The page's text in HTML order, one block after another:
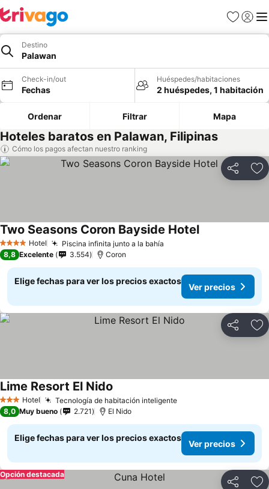
Favoritos
Iniciar
Destino
Palawan
Check-in/out
Fechas
Huéspedes/habitaciones
2 huéspedes, 1 habitación
Ordenar Filtrar Mapa
Hoteles baratos en Palawan, Filipinas
Cómo los pagos afectan nuestro ranking
Compartir
4 EstrellasHotel Piscina infinita junto a la bahía
Two Seasons Coron Bayside Hotel
8,8 Excelente 3.554 Coron
Elige fechas para ver los precios exactos
Ver precios
Compartir
3 Estrellas
Hotel Tecnología de habitación inteligente
Lime Resort El Nido
8,0 Muy bueno 2.721 El Nido
Elige fechas para ver los precios exactos
Ver precios
Opción destacada